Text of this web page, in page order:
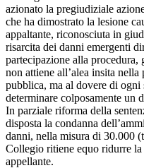
azionato la pregiudiziale
che ha dimostrato la lesione
appaltante, riconosciuta in
risarcita dei danni emergenti
partecipazione alla
non attiene all’alea insita nella
pubblica, ma al dovere di
determinare colposamente un
In parziale riforma della
disposta la condanna
danni, nella misura di 30.000
Collegio ritiene equo ridurre
appellante.